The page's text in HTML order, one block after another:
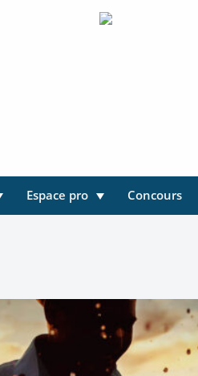
Espace pro Concours